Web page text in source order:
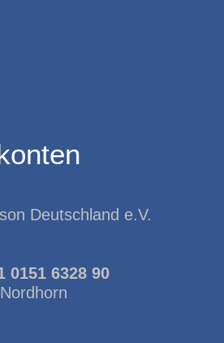
Deutschland e.V.
0151 6328 90